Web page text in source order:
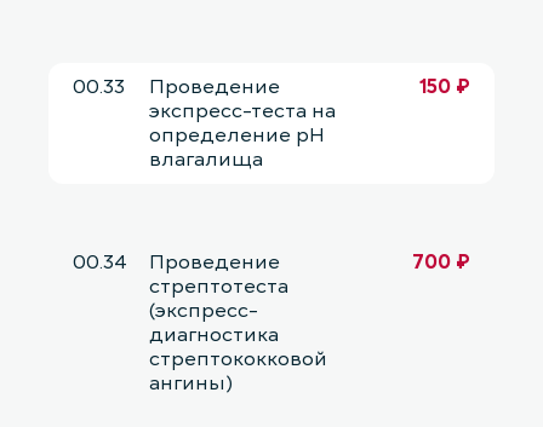
00.33
Проведение
экспресс-теста на
определение рН
влагалища
150 ₽
00.34
Проведение
стрептотеста
(экспресс-
диагностика
стрептококковой
ангины)
700 ₽